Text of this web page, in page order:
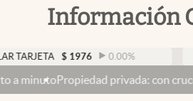
Información
$ 1976 0.00%
privada: con cruces y chicanas,